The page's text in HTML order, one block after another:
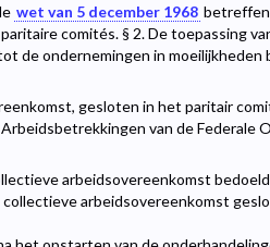
wet van 5 december 1968
comités. § 2. De toepassing
de ondernemingen in moeilijkheden
gesloten in het paritair
van de Federale
arbeidsovereenkomst
arbeidsovereenkomst